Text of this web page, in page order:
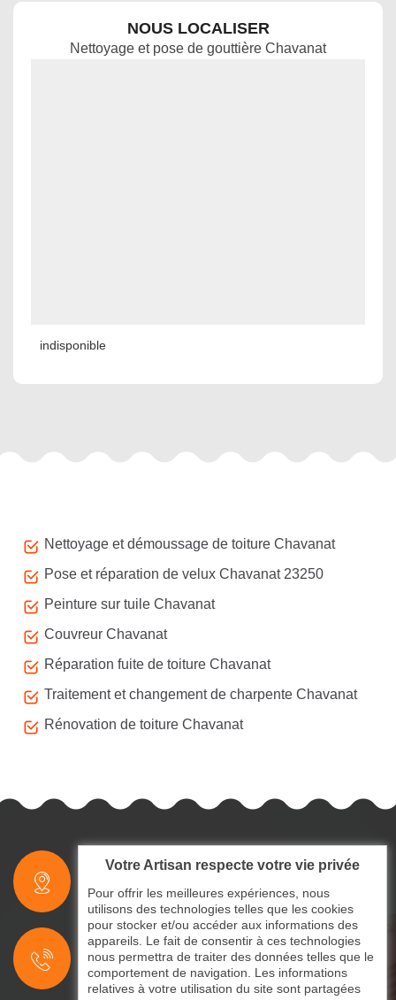
NOUS LOCALISER
Nettoyage et pose de gouttière Chavanat
indisponible
Nettoyage et démoussage de toiture Chavanat
Pose et réparation de velux Chavanat 23250
Peinture sur tuile Chavanat
Couvreur Chavanat
Réparation fuite de toiture Chavanat
Traitement et changement de charpente Chavanat
Rénovation de toiture Chavanat
indisponible
indisponible
Votre Artisan respecte votre vie privée
Pour offrir les meilleures expériences, nous
utilisons des technologies telles que les cookies
pour stocker et/ou accéder aux informations des
appareils. Le fait de consentir à ces technologies
nous permettra de traiter des données telles que le
comportement de navigation. Les informations
relatives à votre utilisation du site sont partagées